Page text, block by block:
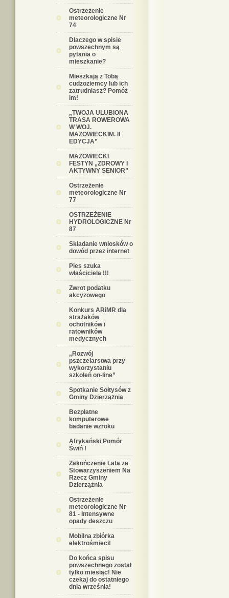
Ostrzeżenie
meteorologiczne Nr
74
Dlaczego w spisie
powszechnym są
pytania o
mieszkanie?
Mieszkają z Tobą
cudzoziemcy lub ich
zatrudniasz? Pomóż
im!
„TWOJA ULUBIONA
TRASA ROWEROWA
W WOJ.
MAZOWIECKIM. II
EDYCJA”
MAZOWIECKI
FESTYN „ZDROWY I
AKTYWNY SENIOR”
Ostrzeżenie
meteorologiczne Nr
77
OSTRZEŻENIE
HYDROLOGICZNE Nr
87
Składanie wniosków o
dowód przez internet
Pies szuka
właściciela !!!
Zwrot podatku
akcyzowego
Konkurs ARiMR dla
strażaków
ochotników i
ratowników
medycznych
„Rozwój
pszczelarstwa przy
wykorzystaniu
szkoleń on-line”
Spotkanie Sołtysów z
Gminy Dzierzążnia
Bezpłatne
komputerowe
badanie wzroku
Afrykański Pomór
Świń !
Zakończenie Lata ze
Stowarzyszeniem Na
Rzecz Gminy
Dzierzążnia
Ostrzeżenie
meteorologiczne Nr
81 - Intensywne
opady deszczu
Mobilna zbiórka
elektrośmieci!
Do końca spisu
powszechnego został
tylko miesiąc! Nie
czekaj do ostatniego
dnia września!